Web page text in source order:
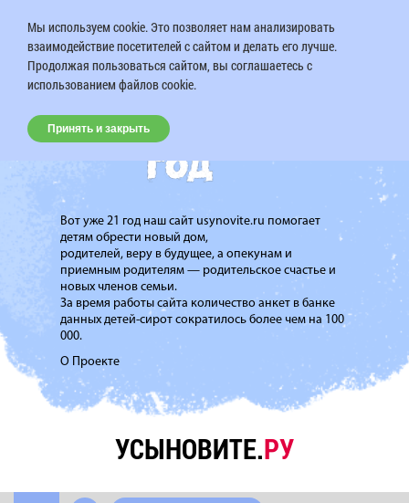
Вот уже 21 год наш сайт usynovite.ru помогает
детям обрести новый дом,
родителей, веру в будущее, а опекунам и
приемным родителям — родительское счастье и
новых членов семьи.
За время работы сайта количество анкет в банке
данных детей-сирот сократилось более чем на 100
000.
О Проекте
УСЫНОВИТЕ.РУ
Мы используем cookie. Это позволяет нам анализировать
взаимодействие посетителей с сайтом и делать его лучше.
Продолжая пользоваться сайтом, вы соглашаетесь с
использованием файлов cookie.
Принять и закрыть